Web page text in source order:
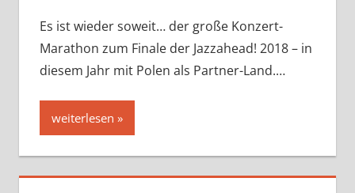
Es ist wieder soweit… der große Konzert-
Marathon zum Finale der Jazzahead! 2018 – in
diesem Jahr mit Polen als Partner-Land.…
weiterlesen